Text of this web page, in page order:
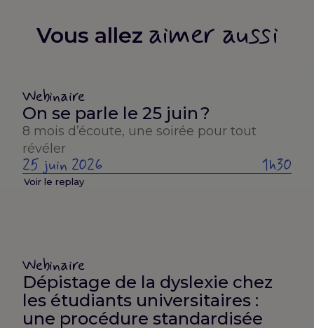
Vous allez aimer aussi
Webinaire
On se parle le 25 juin ?
8 mois d’écoute, une soirée pour tout
révéler
25 juin 2026 1h30
Voir le replay
Webinaire
Dépistage de la dyslexie chez
les étudiants universitaires :
une procédure standardisée